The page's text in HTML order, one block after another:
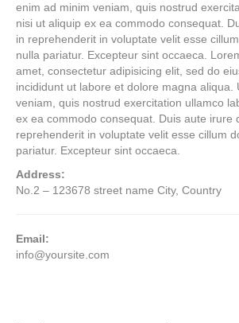
enim ad minim veniam, quis nostrud
nisi ut aliquip ex ea commodo consequat.
in reprehenderit in voluptate velit esse
nulla pariatur. Excepteur sint occaeca.
amet, consectetur adipisicing elit, sed do
incididunt ut labore et dolore magna aliqua.
veniam, quis nostrud exercitation ullamco
ex ea commodo consequat. Duis aute irure
reprehenderit in voluptate velit esse cillum
pariatur. Excepteur sint occaeca.
Address:
No.2 – 123678 street name City, Country
Email:
info@yoursite.com